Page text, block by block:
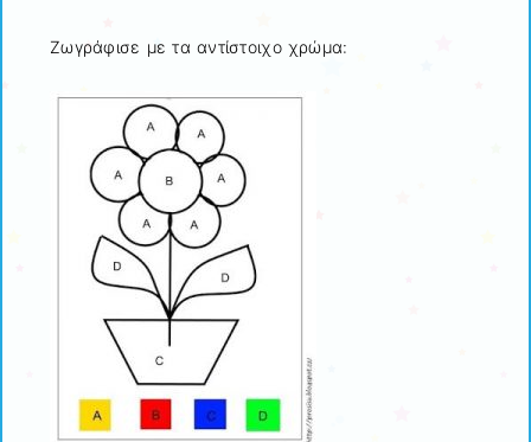
Ζωγράφισε με τα αντίστοιχο χρώμα: